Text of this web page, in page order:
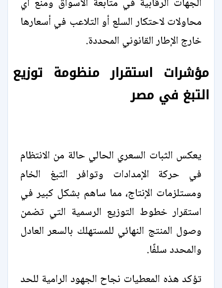
الجهات الرقابية في متابعة الأسواق ومنع أي
محاولات لاحتكار السلع أو التلاعب في أسعارها
خارج الإطار القانوني المحددة.
مؤشرات استقرار منظومة توزيع
التبغ في مصر
يعكس الثبات السعري الحالي حالة من الانتظام
في حركة الإمدادات وتوافر التبغ الخام
ومستلزمات الإنتاج، مما ساهم بشكل كبير في
استقرار خطوط التوزيع الرسمية التي تضمن
وصول المنتج النهائي للمستهلك بالسعر العادل
والمحدد سلفًا.
تؤكد هذه المعطيات نجاح الجهود الرامية للحد